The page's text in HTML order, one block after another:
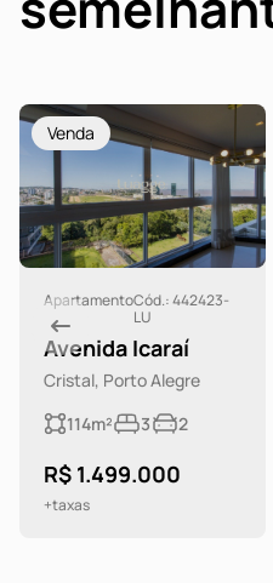
Venda
ApartamentoCód.: 442423-
LU
Avenida Icaraí
Cristal, Porto Alegre
114m²
3 2
R$ 1.499.000
+taxas